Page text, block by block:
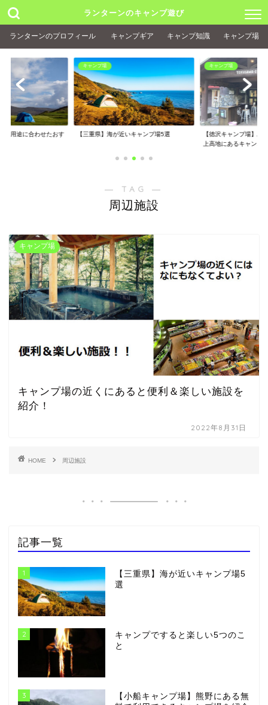
ランターンのキャンプ遊び
ランターンのプロフィール キャンプギア キャンプ知識 キャンプ場
！用途に合わせたおす
キャンプ場
【三重県】海が近いキャンプ場5選
キャンプ場
【徳沢キャンプ場】ぶ
上高地にあるキャン...
― TAG ―
周辺施設
キャンプ場
キャンプ場の近くにあると便利＆楽しい施設を
紹介！
2022年8月31日
HOME 周辺施設
記事一覧
1
【三重県】海が近いキャンプ場5
選
2
キャンプですると楽しい5つのこ
と
3
【小船キャンプ場】熊野にある無